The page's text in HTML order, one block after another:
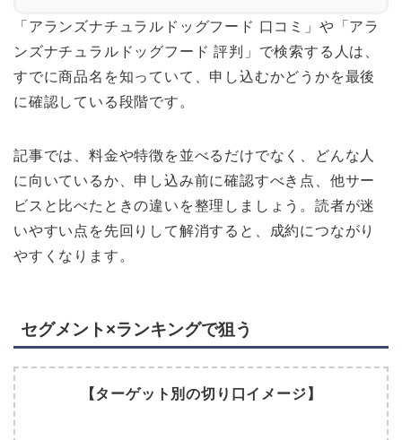
「アランズナチュラルドッグフード 口コミ」や「アラ
ンズナチュラルドッグフード 評判」で検索する人は、
すでに商品名を知っていて、申し込むかどうかを最後
に確認している段階です。
記事では、料金や特徴を並べるだけでなく、どんな人
に向いているか、申し込み前に確認すべき点、他サー
ビスと比べたときの違いを整理しましょう。読者が迷
いやすい点を先回りして解消すると、成約につながり
やすくなります。
セグメント×ランキングで狙う
【ターゲット別の切り口イメージ】